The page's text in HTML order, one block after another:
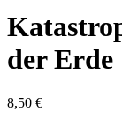
der Erde
8,50 €